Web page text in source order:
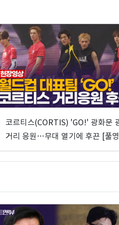
코르티스(CORTIS) 'GO!' 광화문
거리 응원…무대 열기에 후끈 [풀